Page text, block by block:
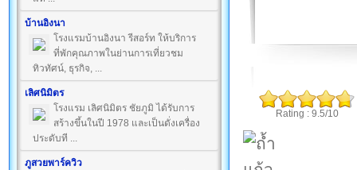
บ้านอิงนา
โรงแรมบ้านอิงนา รีสอร์ท ให้บริการ
ที่พักคุณภาพในย่านการเที่ยวชม
ทิวทัศน์, ธุรกิจ, ...
เลิศนิมิตร
โรงแรม เลิศนิมิตร ชัยภูมิ ได้รับการ
สร้างขึ้นในปี 1978 และเป็นดั่งเครื่อง
ประดับที ...
ภูสวยพาร์ควิว
Rating : 9.5/10